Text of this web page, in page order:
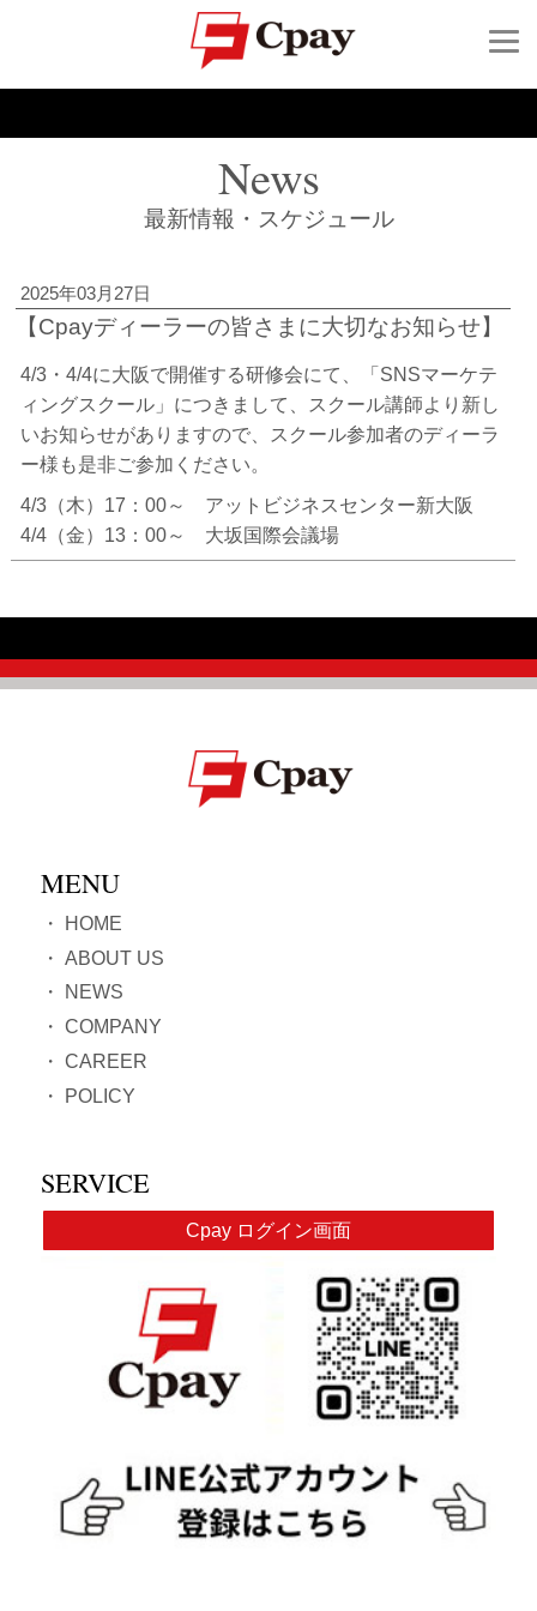
News
最新情報・スケジュール
2025年03月27日
【Cpayディーラーの皆さまに大切なお知らせ】
4/3・4/4に大阪で開催する研修会にて、「SNSマーケテ
ィングスクール」につきまして、スクール講師より新し
いお知らせがありますので、スクール参加者のディーラ
ー様も是非ご参加ください。
4/3（木）17：00～ アットビジネスセンター新大阪
4/4（金）13：00～ 大坂国際会議場
MENU
・
HOME
・ ABOUT US
・
NEWS
・ COMPANY
・ CAREER
・
POLICY
SERVICE
Cpay ログイン画面